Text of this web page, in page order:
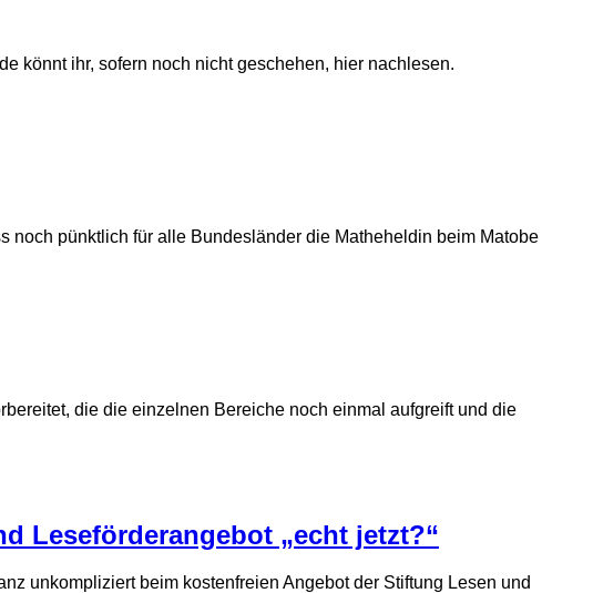
könnt ihr, sofern noch nicht geschehen, hier nachlesen.
noch pünktlich für alle Bundesländer die Matheheldin beim Matobe
die die einzelnen Bereiche noch einmal aufgreift und die
Leseförderangebot „echt jetzt?“
unkompliziert beim kostenfreien Angebot der Stiftung Lesen und